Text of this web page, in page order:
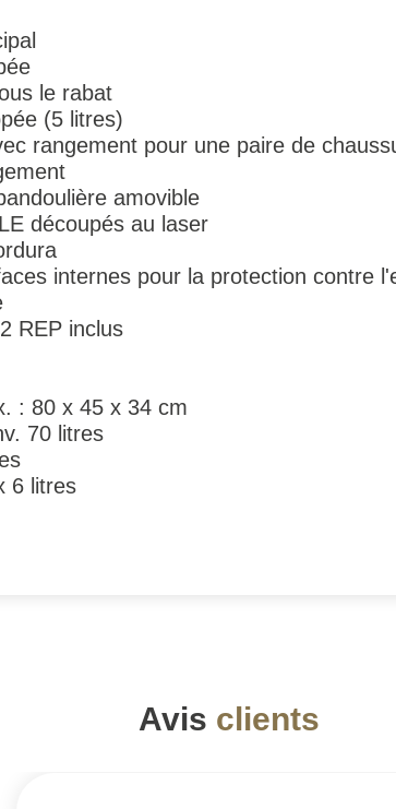
le rabat
(5 litres)
rangement pour une paire de
amovible
découpés au laser
internes pour la protection contre
REP inclus
: 80 x 45 x 34 cm
70 litres
6 litres
Avis clients